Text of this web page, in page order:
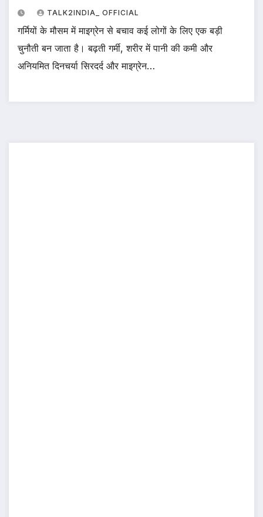
TALK2INDIA_ OFFICIAL
गर्मियों के मौसम में माइग्रेन से बचाव कई लोगों के लिए एक बड़ी
चुनौती बन जाता है। बढ़ती गर्मी, शरीर में पानी की कमी और
अनियमित दिनचर्या सिरदर्द और माइग्रेन…